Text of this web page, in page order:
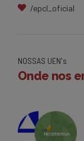
/epcl_oficial
NOSSAS UEN's
Onde nos